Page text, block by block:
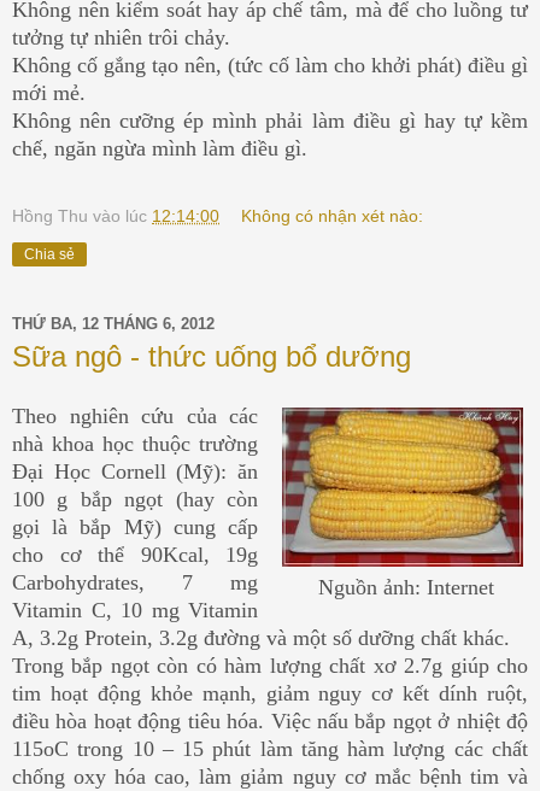
Không nên kiểm soát hay áp chế tâm, mà để cho luồng tư
tưởng tự nhiên trôi chảy.
Không cố gắng tạo nên, (tức cố làm cho khởi phát) điều gì
mới mẻ.
Không nên cưỡng ép mình phải làm điều gì hay tự kềm
chế, ngăn ngừa mình làm điều gì.
Hồng Thu vào lúc 12:14:00 Không có nhận xét nào:
Chia sẻ
THỨ BA, 12 THÁNG 6, 2012
Sữa ngô - thức uống bổ dưỡng
Nguồn ảnh: Internet
Theo nghiên cứu của các
nhà khoa học thuộc trường
Đại Học Cornell (Mỹ): ăn
100 g bắp ngọt (hay còn
gọi là bắp Mỹ) cung cấp
cho cơ thể 90Kcal, 19g
Carbohydrates, 7 mg
Vitamin C, 10 mg Vitamin
A, 3.2g Protein, 3.2g đường và một số dưỡng chất khác.
Trong bắp ngọt còn có hàm lượng chất xơ 2.7g giúp cho
tim hoạt động khỏe mạnh, giảm nguy cơ kết dính ruột,
điều hòa hoạt động tiêu hóa. Việc nấu bắp ngọt ở nhiệt độ
115oC trong 10 – 15 phút làm tăng hàm lượng các chất
chống oxy hóa cao, làm giảm nguy cơ mắc bệnh tim và